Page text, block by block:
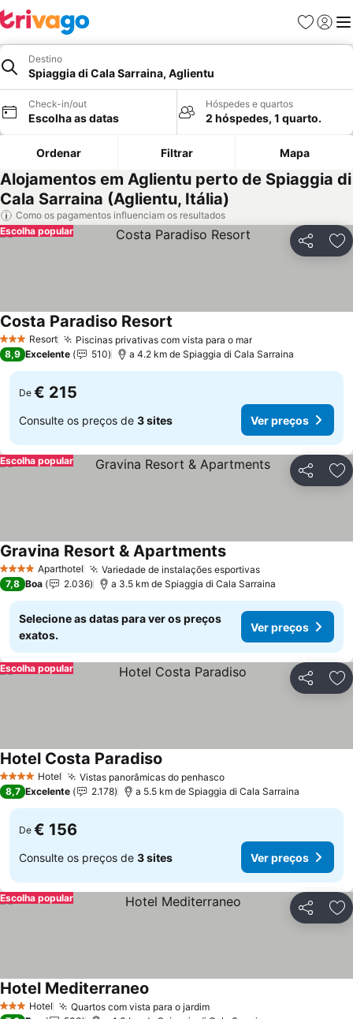
Favoritos
Iniciar
Destino
Spiaggia di Cala Sarraina, Aglientu
Check-in/out
Escolha as datas
Hóspedes e quartos
2 hóspedes, 1 quarto.
Ordenar Filtrar Mapa
Alojamentos em Aglientu perto de Spiaggia di
Cala Sarraina (Aglientu, Itália)
Como os pagamentos influenciam os resultados
Partilhar
Escolha popular
3 EstrelasResort Piscinas privativas com vista para o mar
Costa Paradiso Resort
8,9 Excelente 510 a 4.2 km de Spiaggia di Cala Sarraina
De € 215
Consulte os preços de 3 sites Ver preços
Partilhar
Escolha popular
4 EstrelasAparthotel Variedade de instalações esportivas
Gravina Resort & Apartments
7,8 Boa 2.036 a 3.5 km de Spiaggia di Cala Sarraina
Selecione as datas para ver os preços
exatos.
Ver preços
Partilhar
Escolha popular
4 EstrelasHotel Vistas panorâmicas do penhasco
Hotel Costa Paradiso
8,7 Excelente 2.178 a 5.5 km de Spiaggia di Cala Sarraina
De € 156
Consulte os preços de 3 sites Ver preços
Partilhar
Escolha popular
3 EstrelasHotel Quartos com vista para o jardim
Hotel Mediterraneo